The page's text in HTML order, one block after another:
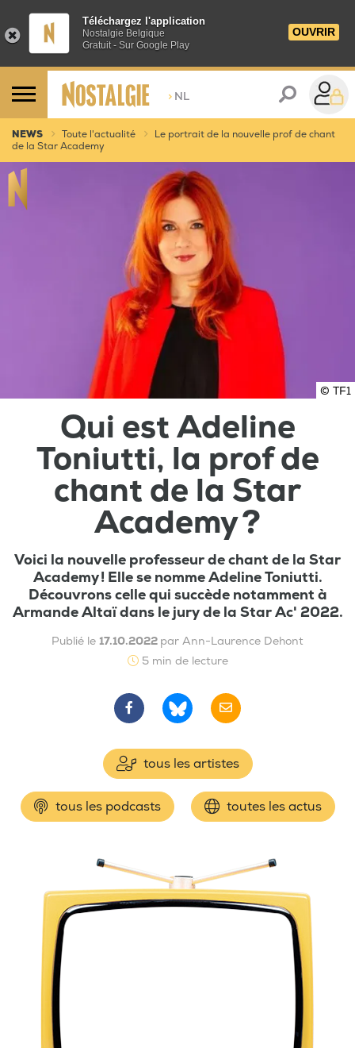
Téléchargez l'application
Nostalgie Belgique
Gratuit - Sur Google Play
OUVRIR
> NL
NEWS Toute l'actualité
Le portrait de la nouvelle prof de chant
de la Star Academy
© TF1
Qui est Adeline
Toniutti, la prof de
chant de la Star
Academy ?
Voici la nouvelle professeur de chant de la Star
Academy ! Elle se nomme Adeline Toniutti.
Découvrons celle qui succède notamment à
Armande Altaï dans le jury de la Star Ac' 2022.
Publié le 17.10.2022 par Ann-Laurence Dehont
5 min de lecture
tous les artistes
tous les podcasts toutes les actus